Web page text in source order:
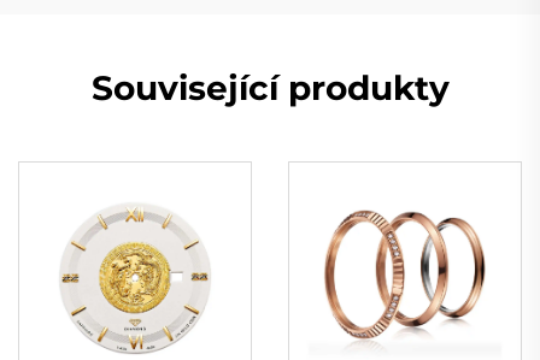
Související produkty